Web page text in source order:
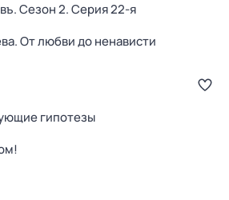
. Сезон 2. Серия 22-я
От любви до ненависти
гипотезы